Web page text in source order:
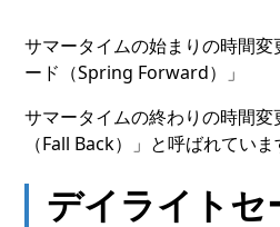
サマータイムの始まりの時間
ード（Spring Forward）」
サマータイムの終わりの時間
（Fall Back）」と呼ばれていま
デイライトセ